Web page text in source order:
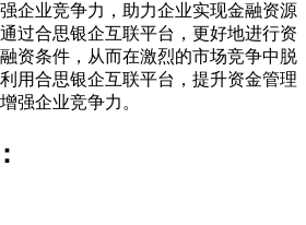
企业竞争力，助力企业实现金融资源
过合思银企互联平台，更好地进行资
资条件，从而在激烈的市场竞争中脱
用合思银企互联平台，提升资金管理
强企业竞争力。